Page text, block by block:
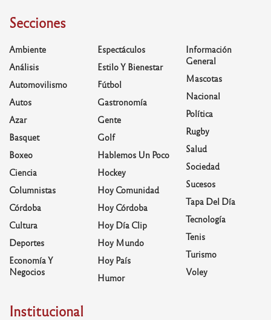
Secciones
Ambiente
Análisis
Automovilismo
Autos
Azar
Basquet
Boxeo
Ciencia
Columnistas
Córdoba
Cultura
Deportes
Economía Y
Negocios
Espectáculos
Estilo Y Bienestar
Fútbol
Gastronomía
Gente
Golf
Hablemos Un Poco
Hockey
Hoy Comunidad
Hoy Córdoba
Hoy Día Clip
Hoy Mundo
Hoy País
Humor
Información
General
Mascotas
Nacional
Política
Rugby
Salud
Sociedad
Sucesos
Tapa Del Día
Tecnología
Tenis
Turismo
Voley
Institucional